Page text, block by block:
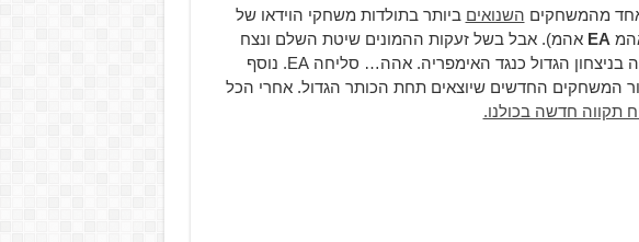
השנואים ביותר בתולדות משחקי הוידאו של
EA אהמ). אבל בשל זעקות ההמונים שיטת השלם ונצח
הובסה, ולמורדים הייתה סיבה למסיבה בניצחון הגדול כנגד האימפריה. אהה… סליחה EA. נוסף
המשחקים החדשים שיוצאים תחת הכותר הגדול. אחרי הכל
תקווה חדשה בכולנו.